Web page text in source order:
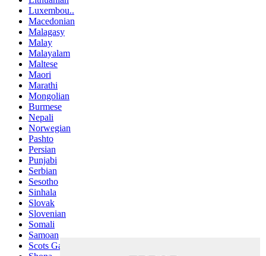
Luxembou..
Macedonian
Malagasy
Malay
Malayalam
Maltese
Maori
Marathi
Mongolian
Burmese
Nepali
Norwegian
Pashto
Persian
Punjabi
Serbian
Sesotho
Sinhala
Slovak
Slovenian
Somali
Samoan
Scots Gaelic